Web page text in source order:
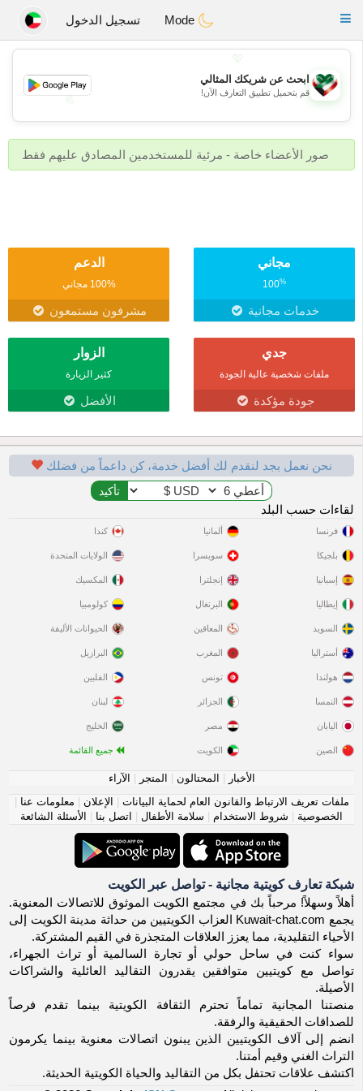
KuwaitChat
Toggle
تسجيل الدخول
💖
💕
💕
ابحث عن شريكك المثالي
قم بتحميل تطبيق التعارف الآن!
صور الأعضاء خاصة - مرئية للمستخدمين المصادق عليهم فقط
مجاني
100%
خدمات مجانية
الدعم
100% مجاني
مشرفون مستمعون
جدي
ملفات شخصية عالية الجودة
جودة مؤكدة
الزوار
كثير الزيارة
الأفضل
نحن نعمل بجد لنقدم لك أفضل خدمة، كن داعماً من فضلك
لقاءات حسب البلد
فرنسا
بلجيكا
إسبانيا
إيطاليا
السويد
ألمانيا
سويسرا
إنجلترا
البرتغال
المعاقين
كندا
الولايات المتحدة
المكسيك
كولومبيا
الحيوانات الأليفة
أستراليا
هولندا
النمسا
اليابان
الصين
المغرب
تونس
الجزائر
مصر
الكويت
البرازيل
الفلبين
لبنان
الخليج
جميع القائمة
الأخبار المحتالون المتجر
الآراء
ملفات تعريف الارتباط والقانون العام لحماية البيانات
الإعلان معلومات عنا
الخصوصية
شروط الاستخدام سلامة الأطفال اتصل بنا الأسئلة الشائعة
شبكة تعارف كويتية مجانية - تواصل عبر الكويت
أهلاً وسهلاً! مرحباً بك في مجتمع الكويت الموثوق للاتصالات المعنوية.
يجمع Kuwait-chat.com العزاب الكويتيين من حداثة مدينة الكويت إلى
الأحياء التقليدية، مما يعزز العلاقات المتجذرة في القيم المشتركة.
سواء كنت في ساحل حولي أو تجارة السالمية أو تراث الجهراء،
تواصل مع كويتيين متوافقين يقدرون التقاليد العائلية والشراكات
الأصيلة.
منصتنا المجانية تماماً تحترم الثقافة الكويتية بينما تقدم فرصاً
للصداقات الحقيقية والرفقة.
انضم إلى آلاف الكويتيين الذين يبنون اتصالات معنوية بينما يكرمون
التراث الغني وقيم أمتنا.
اكتشف علاقات تحتفل بكل من التقاليد والحياة الكويتية الحديثة.